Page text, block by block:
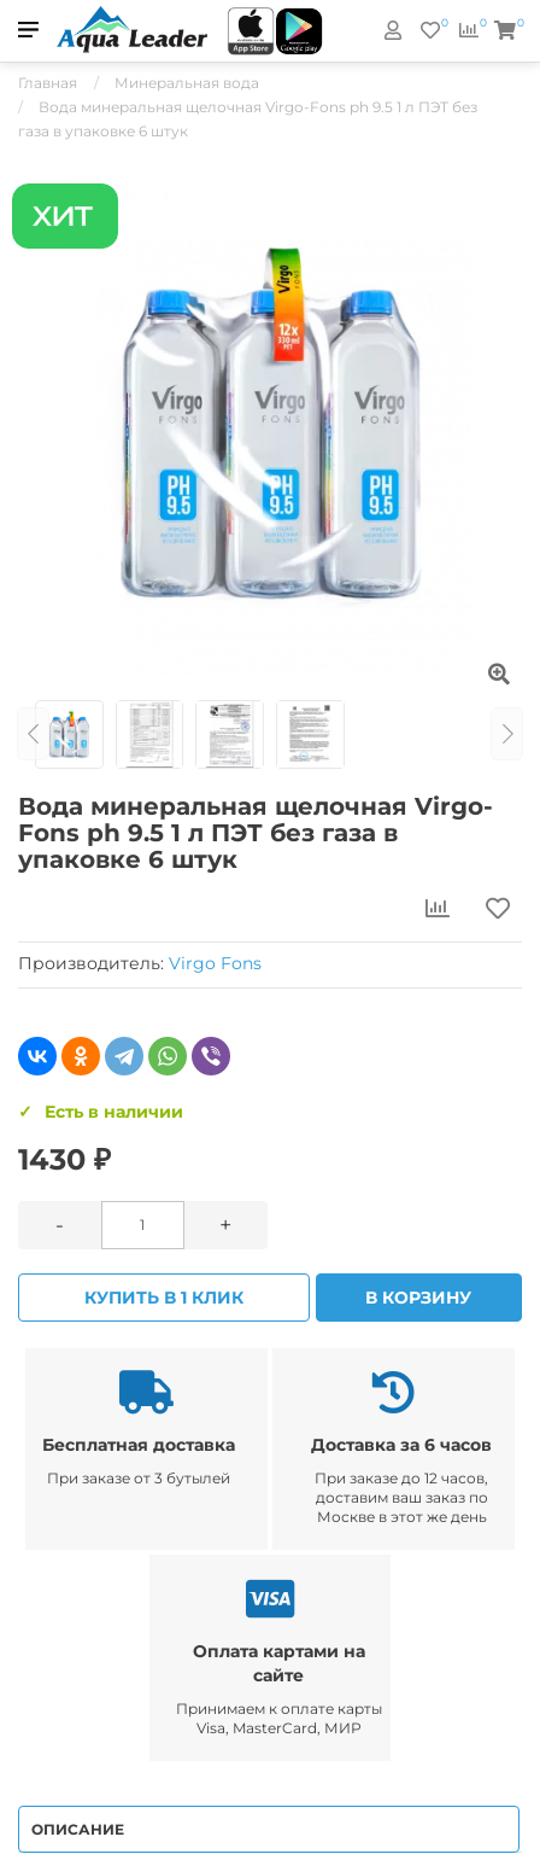
0
0 0
Главная
Минеральная вода
Вода минеральная щелочная Virgo-Fons ph 9.5 1 л ПЭТ без
газа в упаковке 6 штук
Вода минеральная щелочная Virgo-
Fons ph 9.5 1 л ПЭТ без газа в
упаковке 6 штук
Производитель: Virgo Fons
Есть в наличии
1430 ₽
- +
КУПИТЬ В 1 КЛИК В КОРЗИНУ
Бесплатная доставка
При заказе от 3 бутылей
Доставка за 6 часов
При заказе до 12 часов,
доставим ваш заказ по
Москве в этот же день
Оплата картами на
сайте
Принимаем к оплате карты
Visa, MasterCard, МИР
ОПИСАНИЕ